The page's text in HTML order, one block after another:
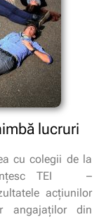
lucruri
cu colegii de la
TEI –
acţiunilor
angajaţilor din